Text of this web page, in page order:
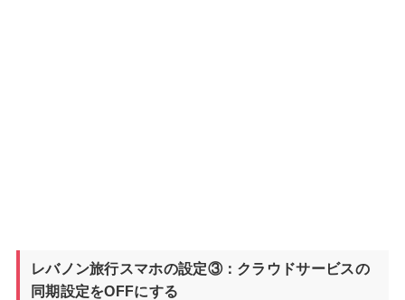
レバノン旅行スマホの設定③：クラウドサービスの
同期設定をOFFにする